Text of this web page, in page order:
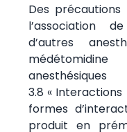
Des
l’association
d’autres
3.8 «
formes
produit en